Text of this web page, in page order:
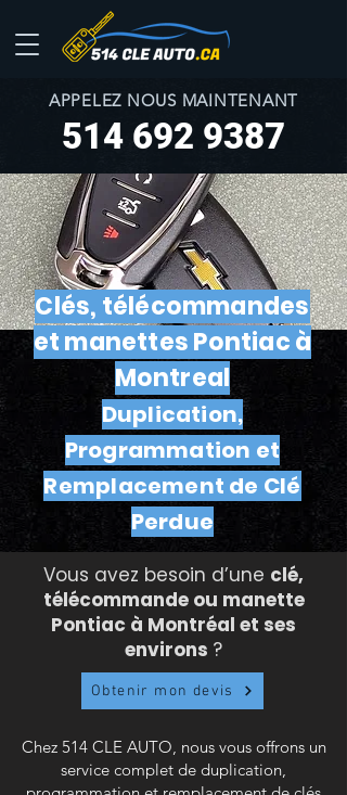
APPELEZ NOUS MAINTENANT
514 692 9387
Clés, télécommandes
et manettes Pontiac à
Montreal
Duplication,
Programmation et
Remplacement de Clé
Perdue
Vous avez besoin d’une clé,
télécommande ou manette
Pontiac à Montréal et ses
environs ?
Chez 514 CLE AUTO, nous vous offrons un
service complet de duplication,
Obtenir mon devis